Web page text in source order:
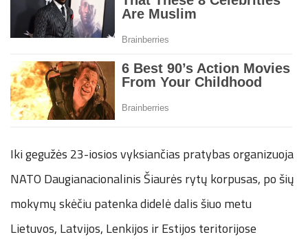
Iki gegužės 23-iosios vyksiančias pratybas organizuoja
NATO Daugianacionalinis Šiaurės rytų korpusas, po šių
mokymų skėčiu patenka didelė dalis šiuo metu
Lietuvos, Latvijos, Lenkijos ir Estijos teritorijose